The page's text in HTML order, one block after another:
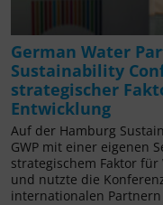
German Water
Sustainability
strategischer
Entwicklung
Auf der Hamburg
GWP mit einer eigenen
strategischem Faktor
und nutzte die
internationalen